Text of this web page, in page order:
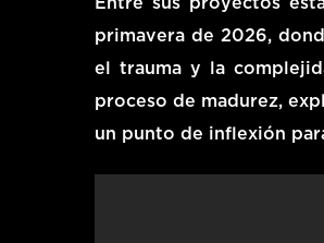
primavera de 2026,
el trauma y la
proceso de madurez,
un punto de inflexión